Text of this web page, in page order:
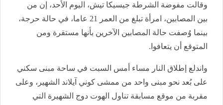
وقالت مفوضة الشرطة جيسيكا تيش، اليوم الأحد، إن من
بين المصابين، امرأة تبلغ من العمر 21 عاما، في حالة حرجة،
بينما وُصفت حالة المصابين الآخرين بأنها مستقرة ومن
المتوقع أن يتعافوا.
واندلع إطلاق النار مساء أمس السبت في ساحة مبنى سكني
على بُعد نحو مبنى واحد من ممشى كوني آيلاند الشهير، وعلى
مقربة من موقع مسابقة تناول الهوت دوج الشهيرة التي